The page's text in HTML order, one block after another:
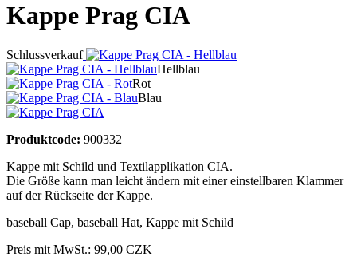
Kappe Prag CIA
Schlussverkauf
Hellblau
Rot
Blau
Produktcode: 900332
Kappe mit Schild und Textilapplikation CIA.
Die Größe kann man leicht ändern mit einer einstellbaren Klammer
auf der Rückseite der Kappe.
baseball Cap, baseball Hat, Kappe mit Schild
Preis mit MwSt.: 99,00 CZK